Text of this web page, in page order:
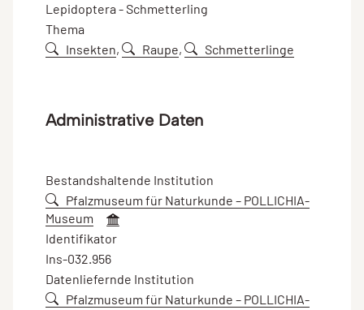
Lepidoptera - Schmetterling
Thema
Insekten, Raupe, Schmetterlinge
Administrative Daten
Bestandshaltende Institution
Pfalzmuseum für Naturkunde – POLLICHIA-
Museum
Identifikator
Ins-032.956
Datenliefernde Institution
Pfalzmuseum für Naturkunde – POLLICHIA-